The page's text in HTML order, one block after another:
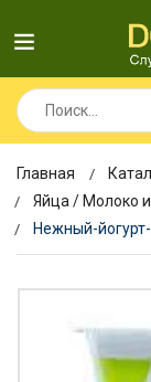
Главная
Яйца / Молоко
Нежный-